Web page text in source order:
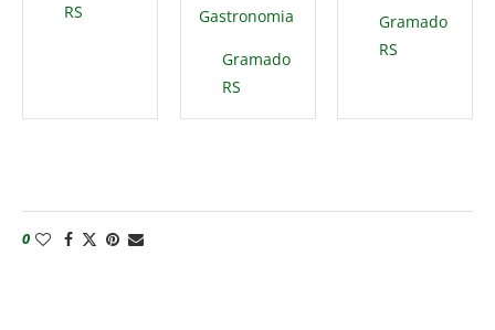
RS
Gastronomia
Gramado
RS
Gramado
RS
0